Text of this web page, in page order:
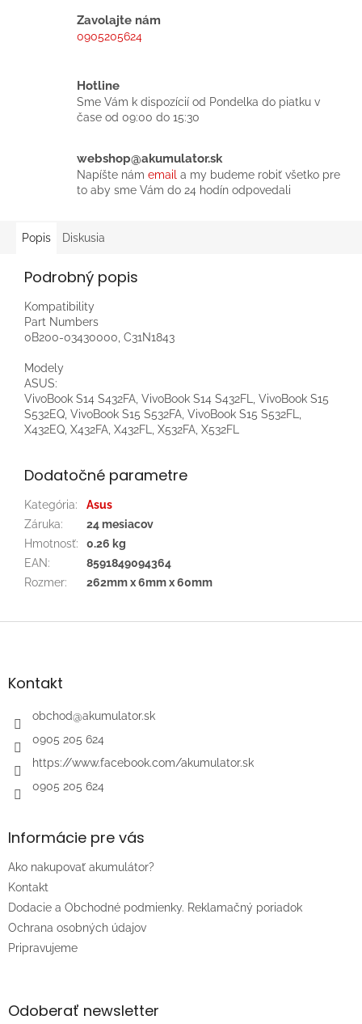
Zavolajte nám
0905205624
Hotline
Sme Vám k dispozícií od Pondelka do piatku v
čase od 09:00 do 15:30
webshop@akumulator.sk
Napíšte nám email a my budeme robiť všetko pre
to aby sme Vám do 24 hodín odpovedali
Popis Diskusia
Podrobný popis
Kompatibility
Part Numbers
0B200-03430000, C31N1843
Modely
ASUS:
VivoBook S14 S432FA, VivoBook S14 S432FL, VivoBook S15
S532EQ, VivoBook S15 S532FA, VivoBook S15 S532FL,
X432EQ, X432FA, X432FL, X532FA, X532FL
Dodatočné parametre
Kategória:
Asus
Záruka:
24 mesiacov
Hmotnosť:
0.26 kg
EAN:
8591849094364
Rozmer: 262mm x 6mm x 60mm
Z
äKontakt
obchod@akumulator.sk
0905 205 624
https://www.facebook.com/akumulator.sk
0905 205 624
Informácie pre vás
Ako nakupovať akumulátor?
Kontakt
Dodacie a Obchodné podmienky. Reklamačný poriadok
Ochrana osobných údajov
Pripravujeme
Odoberať newsletter